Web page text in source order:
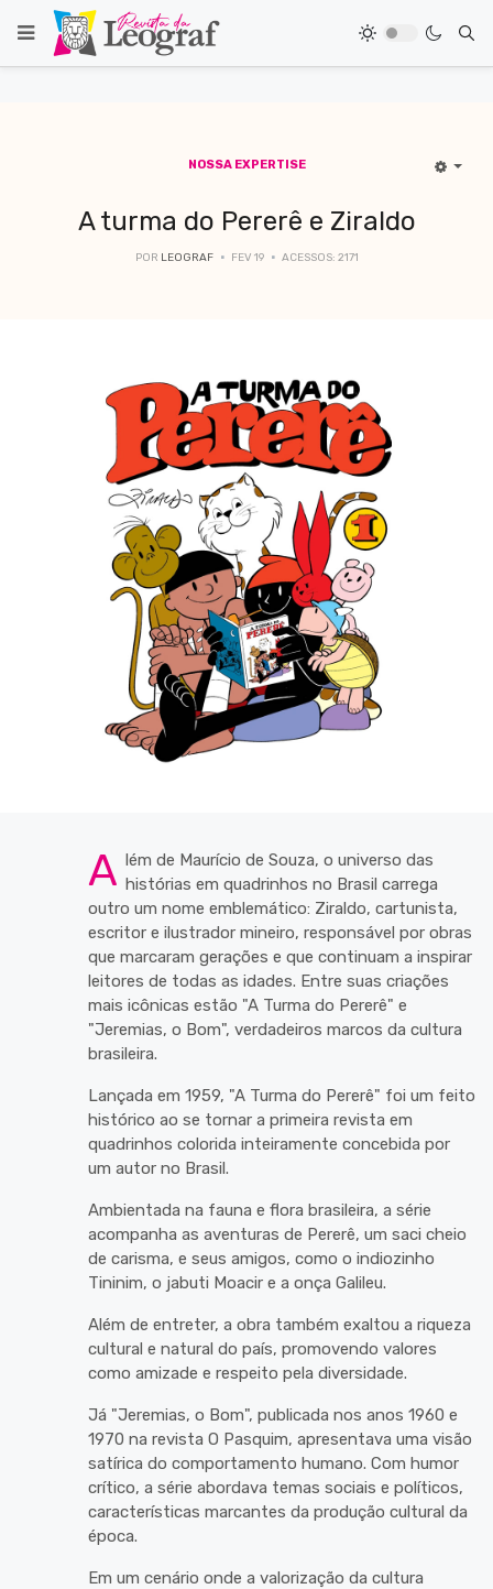
NOSSA EXPERTISE
A turma do Pererê e Ziraldo
POR LEOGRAF FEV 19 ACESSOS: 2171
A lém de Maurício de Souza, o universo das
histórias em quadrinhos no Brasil carrega
outro um nome emblemático: Ziraldo, cartunista,
escritor e ilustrador mineiro, responsável por obras
que marcaram gerações e que continuam a inspirar
leitores de todas as idades. Entre suas criações
mais icônicas estão "A Turma do Pererê" e
"Jeremias, o Bom", verdadeiros marcos da cultura
brasileira.
Lançada em 1959, "A Turma do Pererê" foi um feito
histórico ao se tornar a primeira revista em
quadrinhos colorida inteiramente concebida por
um autor no Brasil.
Ambientada na fauna e flora brasileira, a série
acompanha as aventuras de Pererê, um saci cheio
de carisma, e seus amigos, como o indiozinho
Tininim, o jabuti Moacir e a onça Galileu.
Além de entreter, a obra também exaltou a riqueza
cultural e natural do país, promovendo valores
como amizade e respeito pela diversidade.
Já "Jeremias, o Bom", publicada nos anos 1960 e
1970 na revista O Pasquim, apresentava uma visão
satírica do comportamento humano. Com humor
crítico, a série abordava temas sociais e políticos,
características marcantes da produção cultural da
época.
Em um cenário onde a valorização da cultura